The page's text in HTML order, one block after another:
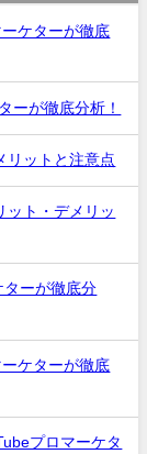
ケターが徹底
ーが徹底分析！
リットと注意点
ット・デメリッ
ターが徹底分
ケターが徹底
プロマーケタ